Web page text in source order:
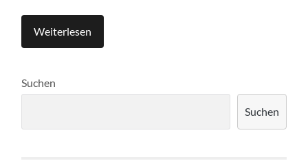
Weiterlesen
Suchen
Suchen